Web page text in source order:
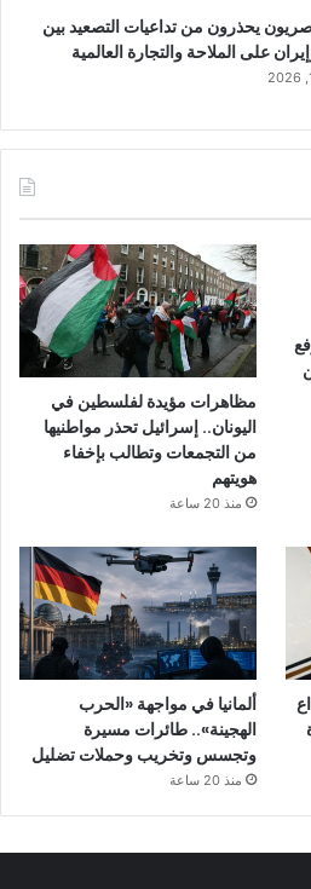
يحذرون من تداعيات التصعيد بين
على الملاحة والتجارة العالمية
مظاهرات مؤيدة لفلسطين في
اليونان.. إسرائيل تحذر مواطنيها
من التجمعات وتطالب بإخفاء
هويتهم
منذ 20 ساعة
ألمانيا في مواجهة «الحرب
الهجينة».. طائرات مسيرة
وتجسس وتخريب وحملات تضليل
منذ 20 ساعة